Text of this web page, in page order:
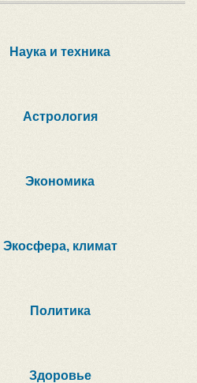
Наука и техника
Астрология
Экономика
Экосфера, климат
Политика
Здоровье